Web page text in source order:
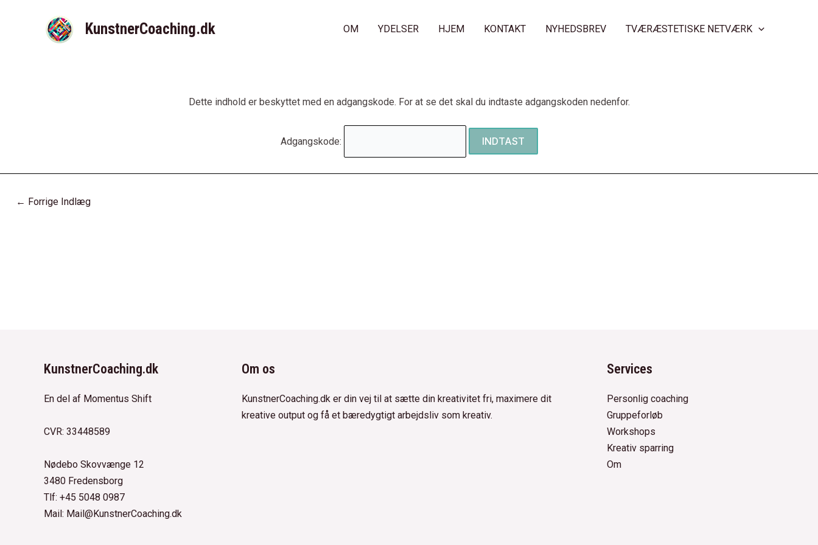
KunstnerCoaching.dk OM YDELSER HJEM KONTAKT NYHEDSBREV TVÆRÆSTETISKE NETVÆRK
Dette indhold er beskyttet med en adgangskode. For at se det skal du indtaste adgangskoden nedenfor.
Adgangskode:
Post← Forrige Indlæg
KunstnerCoaching.dk
En del af Momentus Shift
CVR: 33448589
Nødebo Skovvænge 12
3480 Fredensborg
Tlf: +45 5048 0987
Mail: Mail@KunstnerCoaching.dk
Om os
KunstnerCoaching.dk er din vej til at sætte din kreativitet fri, maximere dit
kreative output og få et bæredygtigt arbejdsliv som kreativ.
Services
Personlig coaching
Gruppeforløb
Workshops
Kreativ sparring
Om